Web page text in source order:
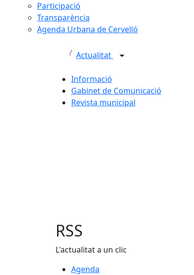
Participació
Transparència
Agenda Urbana de Cervelló
Actualitat
Informació
Gabinet de Comunicació
Revista municipal
RSS
L'actualitat a un clic
Agenda